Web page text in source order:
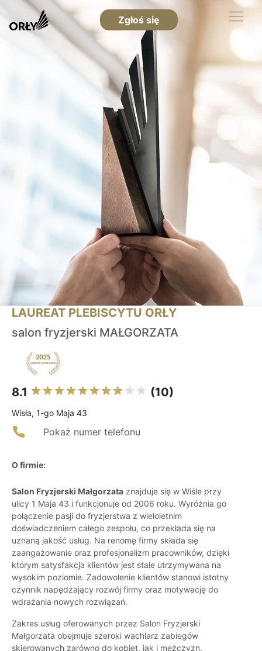
Zgłoś się
LAUREAT PLEBISCYTU ORŁY
salon fryzjerski MAŁGORZATA
8.1 (10)
Wisła, 1-go Maja 43
Pokaż numer telefonu
O firmie:
Salon Fryzjerski Małgorzata znajduje się w Wiśle przy
ulicy 1 Maja 43 i funkcjonuje od 2006 roku. Wyróżnia go
połączenie pasji do fryzjerstwa z wieloletnim
doświadczeniem całego zespołu, co przekłada się na
uznaną jakość usług. Na renomę firmy składa się
zaangażowanie oraz profesjonalizm pracowników, dzięki
którym satysfakcja klientów jest stale utrzymywana na
wysokim poziomie. Zadowolenie klientów stanowi istotny
czynnik napędzający rozwój firmy oraz motywację do
wdrażania nowych rozwiązań.
Zakres usług oferowanych przez Salon Fryzjerski
Małgorzata obejmuje szeroki wachlarz zabiegów
skierowanych zarówno do kobiet, jak i mężczyzn.